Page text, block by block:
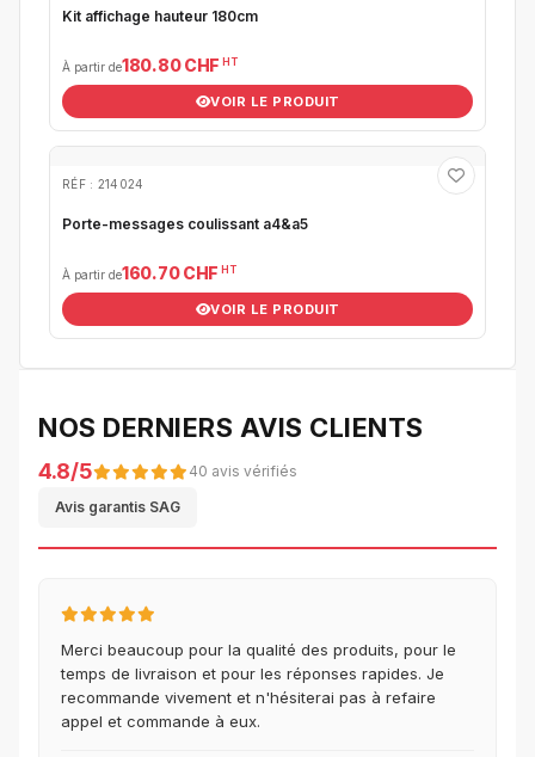
Kit affichage hauteur 180cm
À partir de180.80 CHF HT
VOIR LE PRODUIT
RÉF : 214024
Porte-messages coulissant a4&a5
À partir de160.70 CHF HT
VOIR LE PRODUIT
NOS DERNIERS AVIS CLIENTS
4.8/5 40 avis vérifiés
Avis garantis SAG
Merci beaucoup pour la qualité des produits, pour le
temps de livraison et pour les réponses rapides. Je
recommande vivement et n'hésiterai pas à refaire
appel et commande à eux.